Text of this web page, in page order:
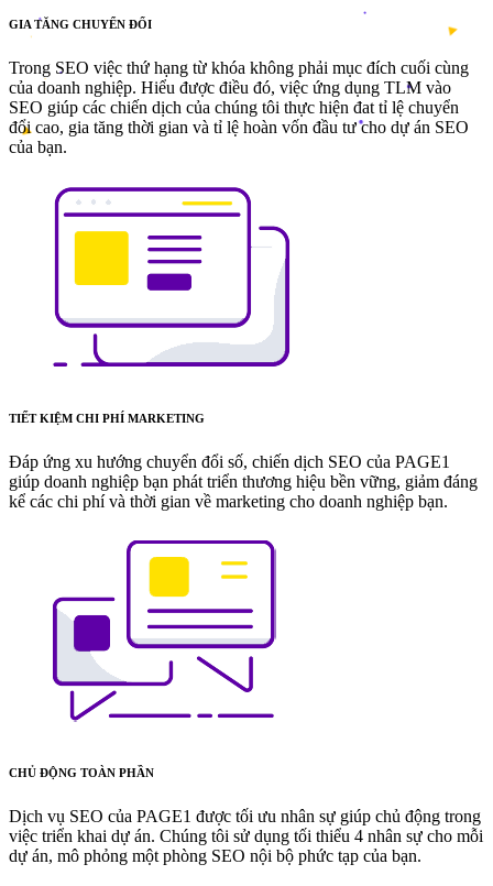
GIA TĂNG CHUYỂN ĐỔI
Trong SEO việc thứ hạng từ khóa không phải mục đích cuối cùng
của doanh nghiệp. Hiểu được điều đó, việc ứng dụng TLM vào
SEO giúp các chiến dịch của chúng tôi thực hiện đat tỉ lệ chuyển
đổi cao, gia tăng thời gian và tỉ lệ hoàn vốn đầu tư cho dự án SEO
của bạn.
TIẾT KIỆM CHI PHÍ MARKETING
Đáp ứng xu hướng chuyển đổi số, chiến dịch SEO của PAGE1
giúp doanh nghiệp bạn phát triển thương hiệu bền vững, giảm đáng
kể các chi phí và thời gian về marketing cho doanh nghiệp bạn.
CHỦ ĐỘNG TOÀN PHẦN
Dịch vụ SEO của PAGE1 được tối ưu nhân sự giúp chủ động trong
việc triển khai dự án. Chúng tôi sử dụng tối thiểu 4 nhân sự cho mỗi
dự án, mô phỏng một phòng SEO nội bộ phức tạp của bạn.